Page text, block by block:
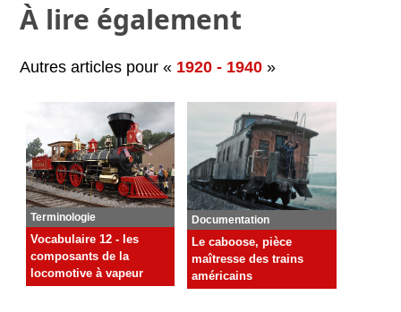
À lire également
Autres articles pour « 1920 - 1940 »
Terminologie
Vocabulaire 12 - les
composants de la
locomotive à vapeur
Documentation
Le caboose, pièce
maîtresse des trains
américains